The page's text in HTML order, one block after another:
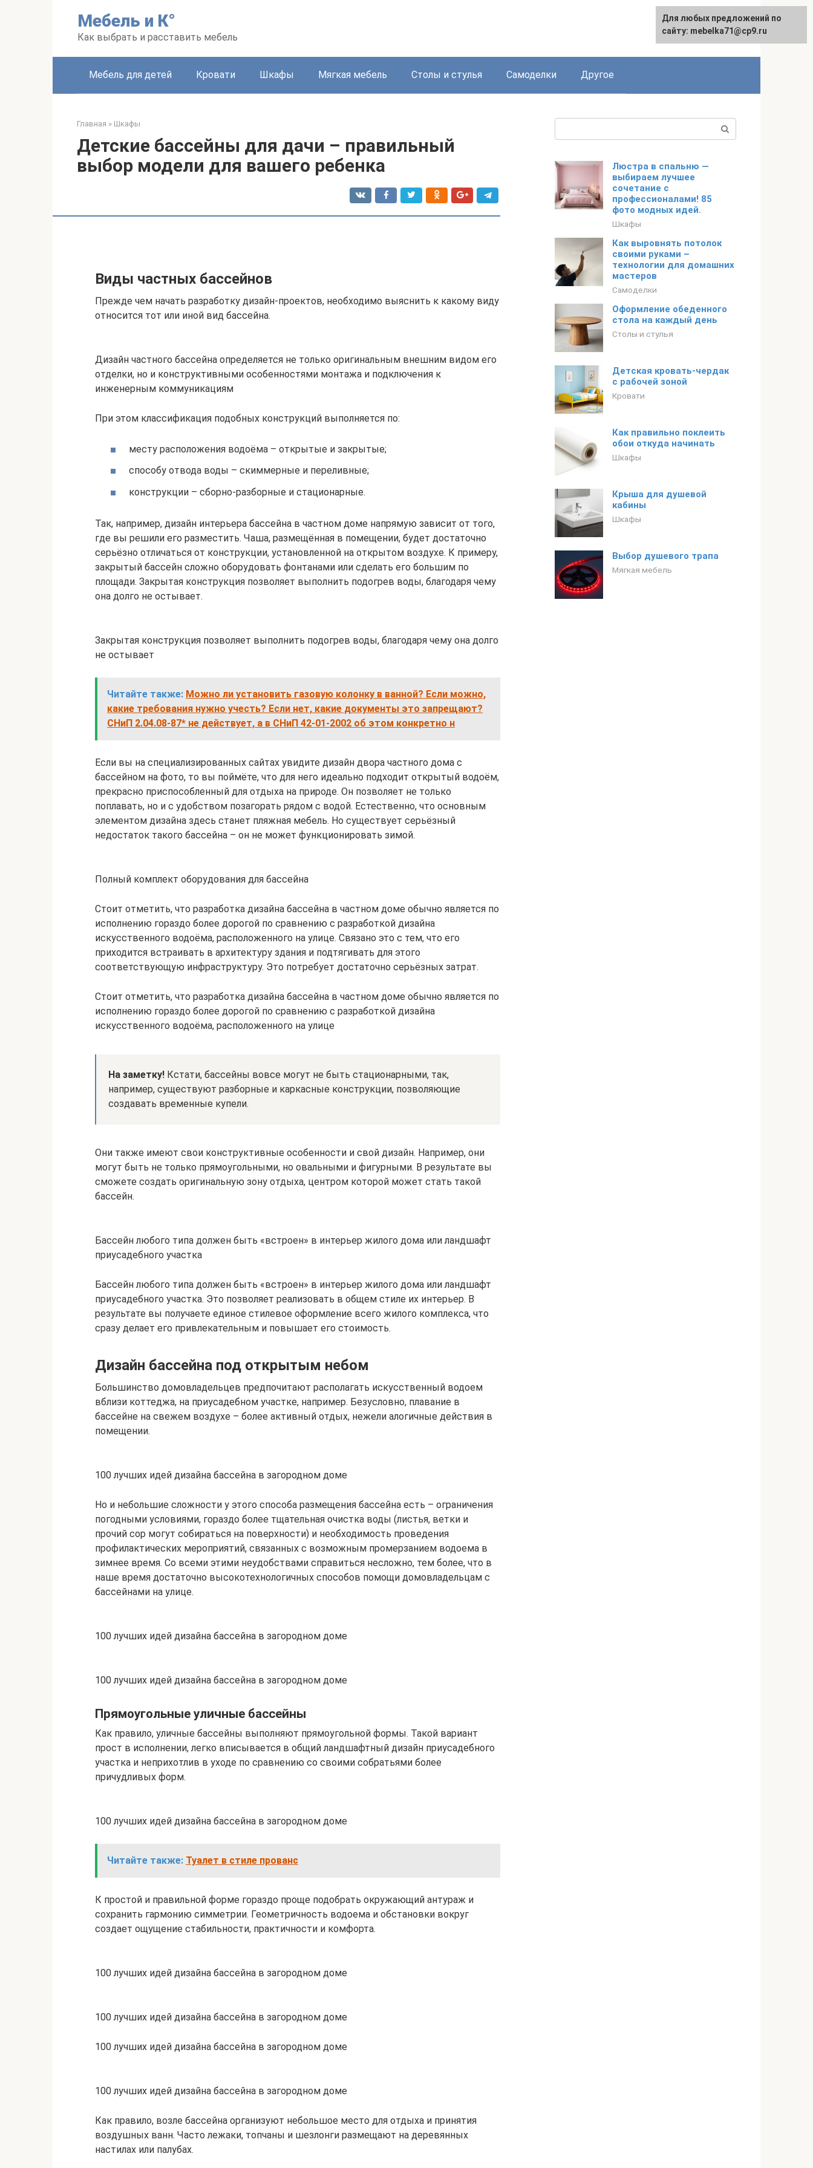
Мебель и К°
Как выбрать и расставить мебель
Мебель для детей Кровати Шкафы Мягкая мебель Столы и стулья Самоделки Другое
Главная » Шкафы
Детские бассейны для дачи – правильный
выбор модели для вашего ребенка
Виды частных бассейнов
Прежде чем начать разработку дизайн-проектов, необходимо выяснить к какому виду
относится тот или иной вид бассейна.
Дизайн частного бассейна определяется не только оригинальным внешним видом его
отделки, но и конструктивными особенностями монтажа и подключения к
инженерным коммуникациям
При этом классификация подобных конструкций выполняется по:
месту расположения водоёма – открытые и закрытые;
способу отвода воды – скиммерные и переливные;
конструкции – сборно-разборные и стационарные.
Так, например, дизайн интерьера бассейна в частном доме напрямую зависит от того,
где вы решили его разместить. Чаша, размещённая в помещении, будет достаточно
серьёзно отличаться от конструкции, установленной на открытом воздухе. К примеру,
закрытый бассейн сложно оборудовать фонтанами или сделать его большим по
площади. Закрытая конструкция позволяет выполнить подогрев воды, благодаря чему
она долго не остывает.
Закрытая конструкция позволяет выполнить подогрев воды, благодаря чему она долго
не остывает
Читайте также: Можно ли установить газовую колонку в ванной? Если можно,
какие требования нужно учесть? Если нет, какие документы это запрещают?
СНиП 2.04.08-87* не действует, а в СНиП 42-01-2002 об этом конкретно н
Если вы на специализированных сайтах увидите дизайн двора частного дома с
бассейном на фото, то вы поймёте, что для него идеально подходит открытый водоём,
прекрасно приспособленный для отдыха на природе. Он позволяет не только
поплавать, но и с удобством позагорать рядом с водой. Естественно, что основным
элементом дизайна здесь станет пляжная мебель. Но существует серьёзный
недостаток такого бассейна – он не может функционировать зимой.
Полный комплект оборудования для бассейна
Стоит отметить, что разработка дизайна бассейна в частном доме обычно является по
исполнению гораздо более дорогой по сравнению с разработкой дизайна
искусственного водоёма, расположенного на улице. Связано это с тем, что его
приходится встраивать в архитектуру здания и подтягивать для этого
соответствующую инфраструктуру. Это потребует достаточно серьёзных затрат.
Стоит отметить, что разработка дизайна бассейна в частном доме обычно является по
исполнению гораздо более дорогой по сравнению с разработкой дизайна
искусственного водоёма, расположенного на улице
На заметку! Кстати, бассейны вовсе могут не быть стационарными, так,
например, существуют разборные и каркасные конструкции, позволяющие
создавать временные купели.
Они также имеют свои конструктивные особенности и свой дизайн. Например, они
могут быть не только прямоугольными, но овальными и фигурными. В результате вы
сможете создать оригинальную зону отдыха, центром которой может стать такой
бассейн.
Бассейн любого типа должен быть «встроен» в интерьер жилого дома или ландшафт
приусадебного участка
Бассейн любого типа должен быть «встроен» в интерьер жилого дома или ландшафт
приусадебного участка. Это позволяет реализовать в общем стиле их интерьер. В
результате вы получаете единое стилевое оформление всего жилого комплекса, что
сразу делает его привлекательным и повышает его стоимость.
Дизайн бассейна под открытым небом
Большинство домовладельцев предпочитают располагать искусственный водоем
вблизи коттеджа, на приусадебном участке, например. Безусловно, плавание в
бассейне на свежем воздухе – более активный отдых, нежели алогичные действия в
помещении.
100 лучших идей дизайна бассейна в загородном доме
Но и небольшие сложности у этого способа размещения бассейна есть – ограничения
погодными условиями, гораздо более тщательная очистка воды (листья, ветки и
прочий сор могут собираться на поверхности) и необходимость проведения
профилактических мероприятий, связанных с возможным промерзанием водоема в
зимнее время. Со всеми этими неудобствами справиться несложно, тем более, что в
наше время достаточно высокотехнологичных способов помощи домовладельцам с
бассейнами на улице.
100 лучших идей дизайна бассейна в загородном доме
100 лучших идей дизайна бассейна в загородном доме
Прямоугольные уличные бассейны
Как правило, уличные бассейны выполняют прямоугольной формы. Такой вариант
прост в исполнении, легко вписывается в общий ландшафтный дизайн приусадебного
участка и неприхотлив в уходе по сравнению со своими собратьями более
причудливых форм.
100 лучших идей дизайна бассейна в загородном доме
Читайте также: Туалет в стиле прованс
К простой и правильной форме гораздо проще подобрать окружающий антураж и
сохранить гармонию симметрии. Геометричность водоема и обстановки вокруг
создает ощущение стабильности, практичности и комфорта.
100 лучших идей дизайна бассейна в загородном доме
100 лучших идей дизайна бассейна в загородном доме
100 лучших идей дизайна бассейна в загородном доме
100 лучших идей дизайна бассейна в загородном доме
Как правило, возле бассейна организуют небольшое место для отдыха и принятия
воздушных ванн. Часто лежаки, топчаны и шезлонги размещают на деревянных
настилах или палубах.
Люстра в спальню —
выбираем лучшее
сочетание с
профессионалами! 85
фото модных идей.
Шкафы
Как выровнять потолок
своими руками –
технологии для домашних
мастеров
Самоделки
Оформление обеденного
стола на каждый день
Столы и стулья
Детская кровать-чердак
с рабочей зоной
Кровати
Как правильно поклеить
обои откуда начинать
Шкафы
Крыша для душевой
кабины
Шкафы
Выбор душевого трапа
Мягкая мебель
Для любых предложений по
сайту: mebelka71@cp9.ru